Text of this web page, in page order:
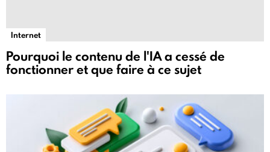
Internet
Pourquoi le contenu de l'IA a cessé de
fonctionner et que faire à ce sujet